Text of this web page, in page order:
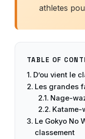
athletes
TABLE OF
D’ou vient le
Les grandes
Nage-
Katame-
Le Gokyo No
classement